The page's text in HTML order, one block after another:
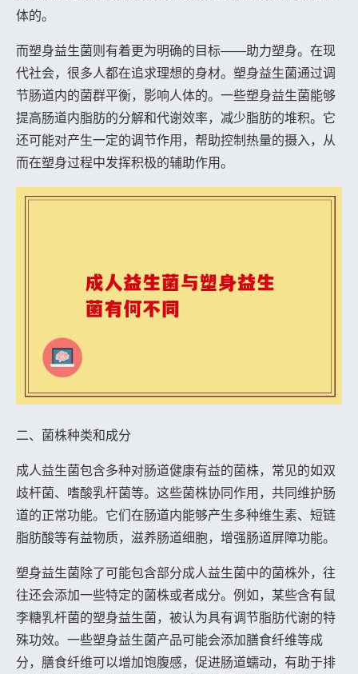
体的。
而塑身益生菌则有着更为明确的目标——助力塑身。在现
代社会，很多人都在追求理想的身材。塑身益生菌通过调
节肠道内的菌群平衡，影响人体的。一些塑身益生菌能够
提高肠道内脂肪的分解和代谢效率，减少脂肪的堆积。它
还可能对产生一定的调节作用，帮助控制热量的摄入，从
而在塑身过程中发挥积极的辅助作用。
二、菌株种类和成分
成人益生菌包含多种对肠道健康有益的菌株，常见的如双
歧杆菌、嗜酸乳杆菌等。这些菌株协同作用，共同维护肠
道的正常功能。它们在肠道内能够产生多种维生素、短链
脂肪酸等有益物质，滋养肠道细胞，增强肠道屏障功能。
塑身益生菌除了可能包含部分成人益生菌中的菌株外，往
往还会添加一些特定的菌株或者成分。例如，某些含有鼠
李糖乳杆菌的塑身益生菌，被认为具有调节脂肪代谢的特
殊功效。一些塑身益生菌产品可能会添加膳食纤维等成
分，膳食纤维可以增加饱腹感，促进肠道蠕动，有助于排